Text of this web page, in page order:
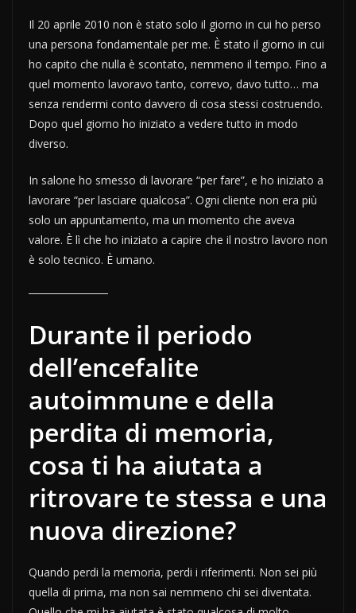
Il 20 aprile 2010 non è stato solo il giorno in cui ho perso
una persona fondamentale per me. È stato il giorno in cui
ho capito che nulla è scontato, nemmeno il tempo. Fino a
quel momento lavoravo tanto, correvo, davo tutto… ma
senza rendermi conto davvero di cosa stessi costruendo.
Dopo quel giorno ho iniziato a vedere tutto in modo
diverso.
In salone ho smesso di lavorare “per fare”, e ho iniziato a
lavorare “per lasciare qualcosa”. Ogni cliente non era più
solo un appuntamento, ma un momento che aveva
valore. È lì che ho iniziato a capire che il nostro lavoro non
è solo tecnico. È umano.
Durante il periodo
dell’encefalite
autoimmune e della
perdita di memoria,
cosa ti ha aiutata a
ritrovare te stessa e una
nuova direzione?
Quando perdi la memoria, perdi i riferimenti. Non sei più
quella di prima, ma non sai nemmeno chi sei diventata.